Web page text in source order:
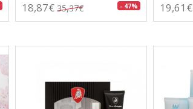
18,87€ 35,37€ - 47% 19,61€